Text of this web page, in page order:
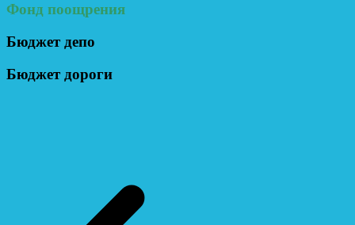
Фонд поощрения
Бюджет депо
Бюджет дороги